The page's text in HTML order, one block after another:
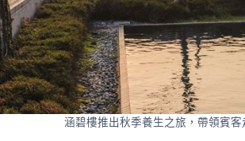
涵碧樓推出秋季養生之旅，帶領賓